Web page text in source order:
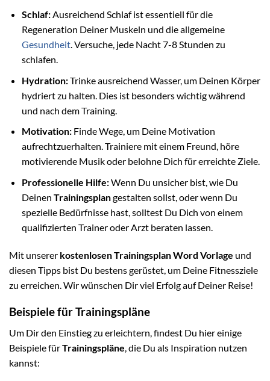
Schlaf:Ausreichend Schlaf ist essentiell für die
Regeneration Deiner Muskeln und die allgemeine
Gesundheit. Versuche, jede Nacht 7-8 Stunden zu
schlafen.
Hydration:Trinke ausreichend Wasser, um Deinen Körper
hydriert zu halten. Dies ist besonders wichtig während
und nach dem Training.
Motivation:Finde Wege, um Deine Motivation
aufrechtzuerhalten. Trainiere mit einem Freund, höre
motivierende Musik oder belohne Dich für erreichte Ziele.
Professionelle Hilfe:Wenn Du unsicher bist, wie Du
Deinen Trainingsplangestalten sollst, oder wenn Du
spezielle Bedürfnisse hast, solltest Du Dich von einem
qualifizierten Trainer oder Arzt beraten lassen.
Mit unserer kostenlosen Trainingsplan Word Vorlage und
diesen Tipps bist Du bestens gerüstet, um Deine Fitnessziele
zu erreichen. Wir wünschen Dir viel Erfolg auf Deiner Reise!
Beispiele für Trainingspläne
Um Dir den Einstieg zu erleichtern, findest Du hier einige
Beispiele fürTrainingspläne, die Du als Inspiration nutzen
kannst: